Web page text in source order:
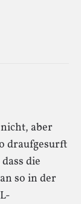
aber
draufgesurft
die
so in der